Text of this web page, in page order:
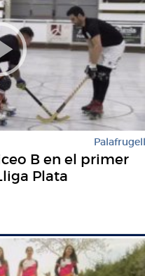
Palafrugell
B en el primer
Plata